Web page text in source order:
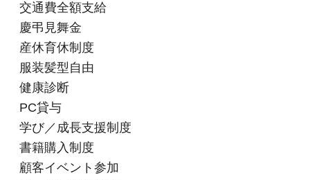
交通費全額支給
慶弔見舞金
産休育休制度
服装髪型自由
健康診断
PC貸与
学び／成長支援制度
書籍購入制度
顧客イベント参加